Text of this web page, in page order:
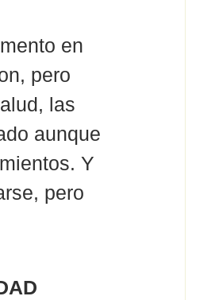
en
pero
las
aunque
Y
pero